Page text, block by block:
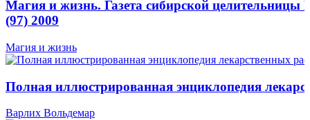
Магия и жизнь. Газета сибирской
(97) 2009
Магия и жизнь
Полная иллюстрированная энциклопедия
Варлих Вольдемар